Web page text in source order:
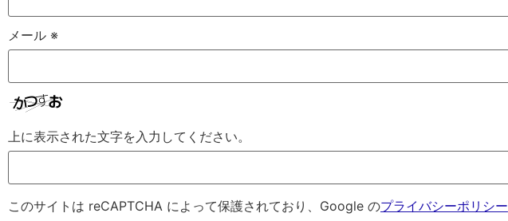
メール ※
上に表示された文字を入力してください。
このサイトは reCAPTCHA によって保護されており、Google のプライバシーポリシー